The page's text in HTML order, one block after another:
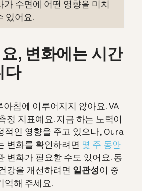
가 수면에 어떤 영향을 미치
있어요.
, 변화에는 시간
다
아침에 이루어지지 않아요. VA
정 지표예요. 지금 하는 노력이
적인 영향을 주고 있으나, Oura
변화를 확인하려면 몇 주 동안
변화가 필요할 수도 있어요. 동
강을 개선하려면 일관성이 중
억해 주세요.